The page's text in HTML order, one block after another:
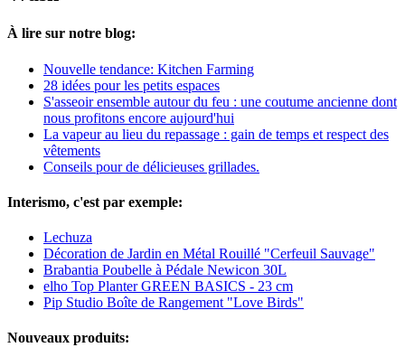
À lire sur notre blog:
Nouvelle tendance: Kitchen Farming
28 idées pour les petits espaces
S'asseoir ensemble autour du feu : une coutume ancienne dont
nous profitons encore aujourd'hui
La vapeur au lieu du repassage : gain de temps et respect des
vêtements
Conseils pour de délicieuses grillades.
Interismo, c'est par exemple:
Lechuza
Décoration de Jardin en Métal Rouillé "Cerfeuil Sauvage"
Brabantia Poubelle à Pédale Newicon 30L
elho Top Planter GREEN BASICS - 23 cm
Pip Studio Boîte de Rangement "Love Birds"
Nouveaux produits: